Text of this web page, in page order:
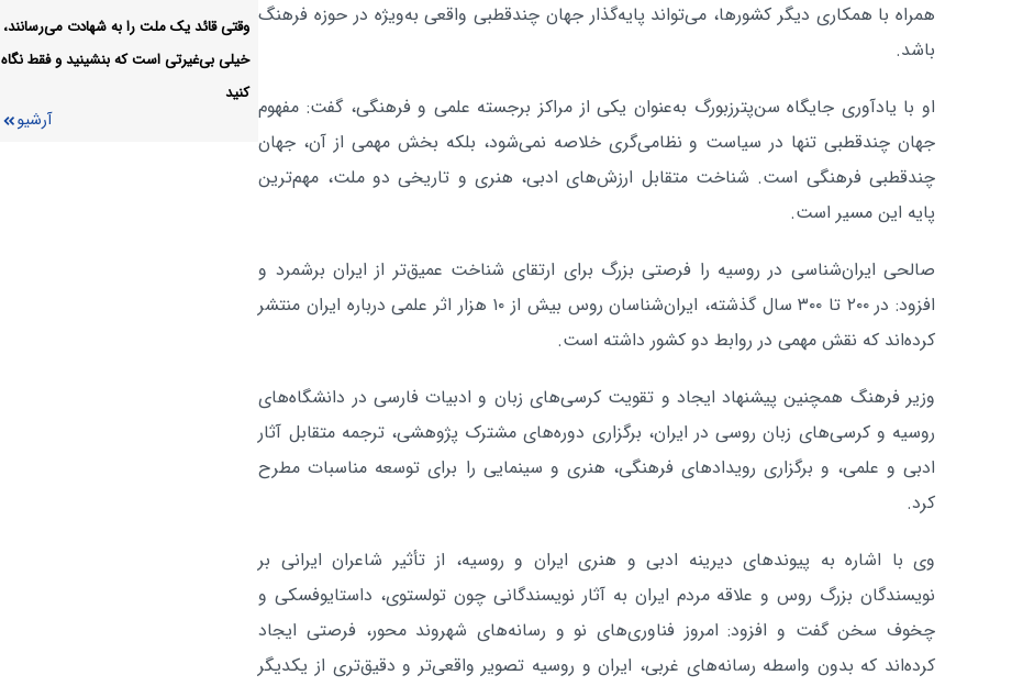
همراه با همکاری دیگر کشورها، می‌تواند پایه‌گذار جهان چندقطبی واقعی به‌ویژه در حوزه فرهنگ
باشد.
او با یادآوری جایگاه سن‌پترزبورگ به‌عنوان یکی از مراکز برجسته علمی و فرهنگی، گفت: مفهوم
جهان چندقطبی تنها در سیاست و نظامی‌گری خلاصه نمی‌شود، بلکه بخش مهمی از آن، جهان
چندقطبی فرهنگی است. شناخت متقابل ارزش‌های ادبی، هنری و تاریخی دو ملت، مهم‌ترین
پایه این مسیر است.
صالحی ایران‌شناسی در روسیه را فرصتی بزرگ برای ارتقای شناخت عمیق‌تر از ایران برشمرد و
افزود: در ۲۰۰ تا ۳۰۰ سال گذشته، ایران‌شناسان روس بیش از ۱۰ هزار اثر علمی درباره ایران منتشر
کرده‌اند که نقش مهمی در روابط دو کشور داشته است.
وزیر فرهنگ همچنین پیشنهاد ایجاد و تقویت کرسی‌های زبان و ادبیات فارسی در دانشگاه‌های
روسیه و کرسی‌های زبان روسی در ایران، برگزاری دوره‌های مشترک پژوهشی، ترجمه متقابل آثار
ادبی و علمی، و برگزاری رویدادهای فرهنگی، هنری و سینمایی را برای توسعه مناسبات مطرح
کرد.
وی با اشاره به پیوندهای دیرینه ادبی و هنری ایران و روسیه، از تأثیر شاعران ایرانی بر
نویسندگان بزرگ روس و علاقه مردم ایران به آثار نویسندگانی چون تولستوی، داستایوفسکی و
چخوف سخن گفت و افزود: امروز فناوری‌های نو و رسانه‌های شهروند محور، فرصتی ایجاد
کرده‌اند که بدون واسطه رسانه‌های غربی، ایران و روسیه تصویر واقعی‌تر و دقیق‌تری از یکدیگر
در پیاده‌روی ۱۲ کیلومتری جاماندگان
فرهنگی: جایزه ادبی «جلال» فراخوان داد
وقتی قائد یک ملت را به شهادت می‌رسانند،
خیلی بی‌غیرتی است که بنشینید و فقط نگاه
کنید
آرشیو